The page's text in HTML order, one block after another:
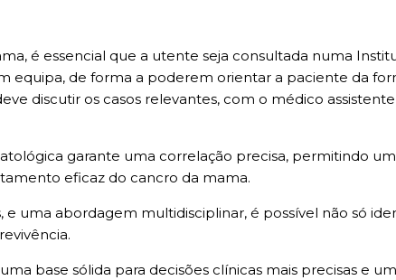
é essencial que a utente seja consultada numa
equipa, de forma a poderem orientar a paciente da
discutir os casos relevantes, com o médico
garante uma correlação precisa, permitindo
eficaz do cancro da mama.
uma abordagem multidisciplinar, é possível não só
base sólida para decisões clínicas mais precisas e